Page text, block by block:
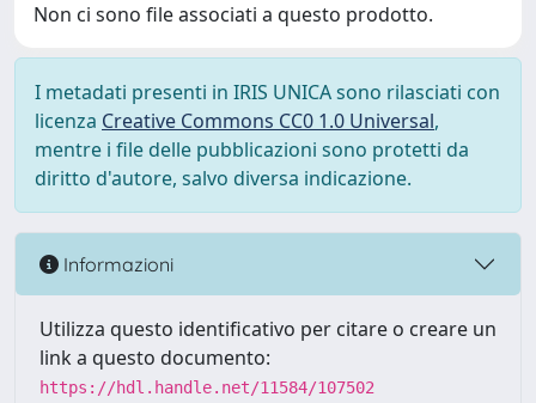
Non ci sono file associati a questo prodotto.
I metadati presenti in IRIS UNICA sono rilasciati con
licenza Creative Commons CC0 1.0 Universal,
mentre i file delle pubblicazioni sono protetti da
diritto d'autore, salvo diversa indicazione.
Informazioni
Utilizza questo identificativo per citare o creare un
link a questo documento:
https://hdl.handle.net/11584/107502